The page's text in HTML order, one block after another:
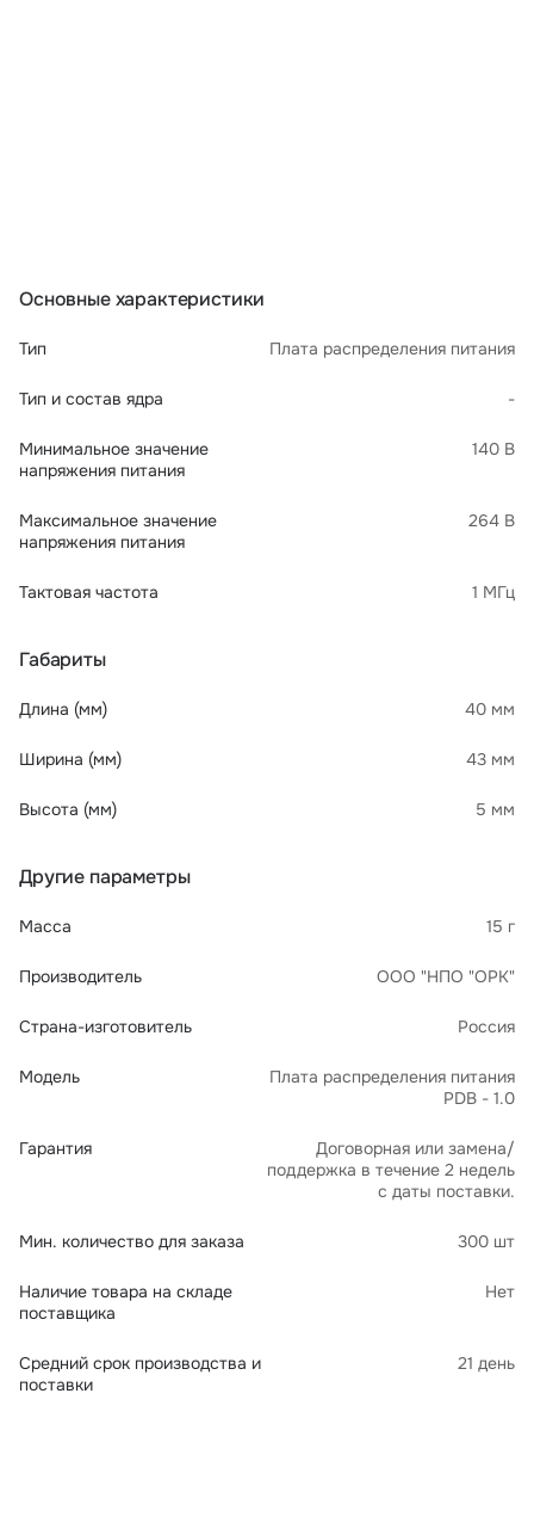
Основные характеристики
Тип Плата распределения питания
Тип и состав ядра -
Минимальное значение
напряжения питания
140 В
Максимальное значение
напряжения питания
264 В
Тактовая частота 1 МГц
Габариты
Длина (мм) 40 мм
Ширина (мм) 43 мм
Высота (мм) 5 мм
Другие параметры
Масса 15 г
Производитель ООО "НПО "ОРК"
Страна-изготовитель Россия
Модель
Плата распределения питания
PDB - 1.0
Гарантия
Договорная или замена/
поддержка в течение 2 недель
с даты поставки.
Мин. количество для заказа 300 шт
Наличие товара на складе
поставщика
Нет
Средний срок производства и
поставки
21 день